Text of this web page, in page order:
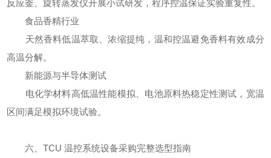
反应釜、旋转蒸发仪开展小试研发，程序控温保证实验重复性。
食品香精行业
天然香料低温萃取、浓缩提纯，温和控温避免香料有效成分
高温分解。
新能源与半导体测试
电化学材料高低温性能模拟、电池原料热稳定性测试，宽温
区间满足模拟环境试验。
六、TCU 温控系统设备采购完整选型指南